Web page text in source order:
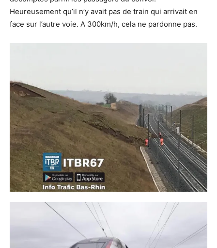
Heureusement qu’il n’y avait pas de train qui arrivait en
face sur l’autre voie. A 300km/h, cela ne pardonne pas.